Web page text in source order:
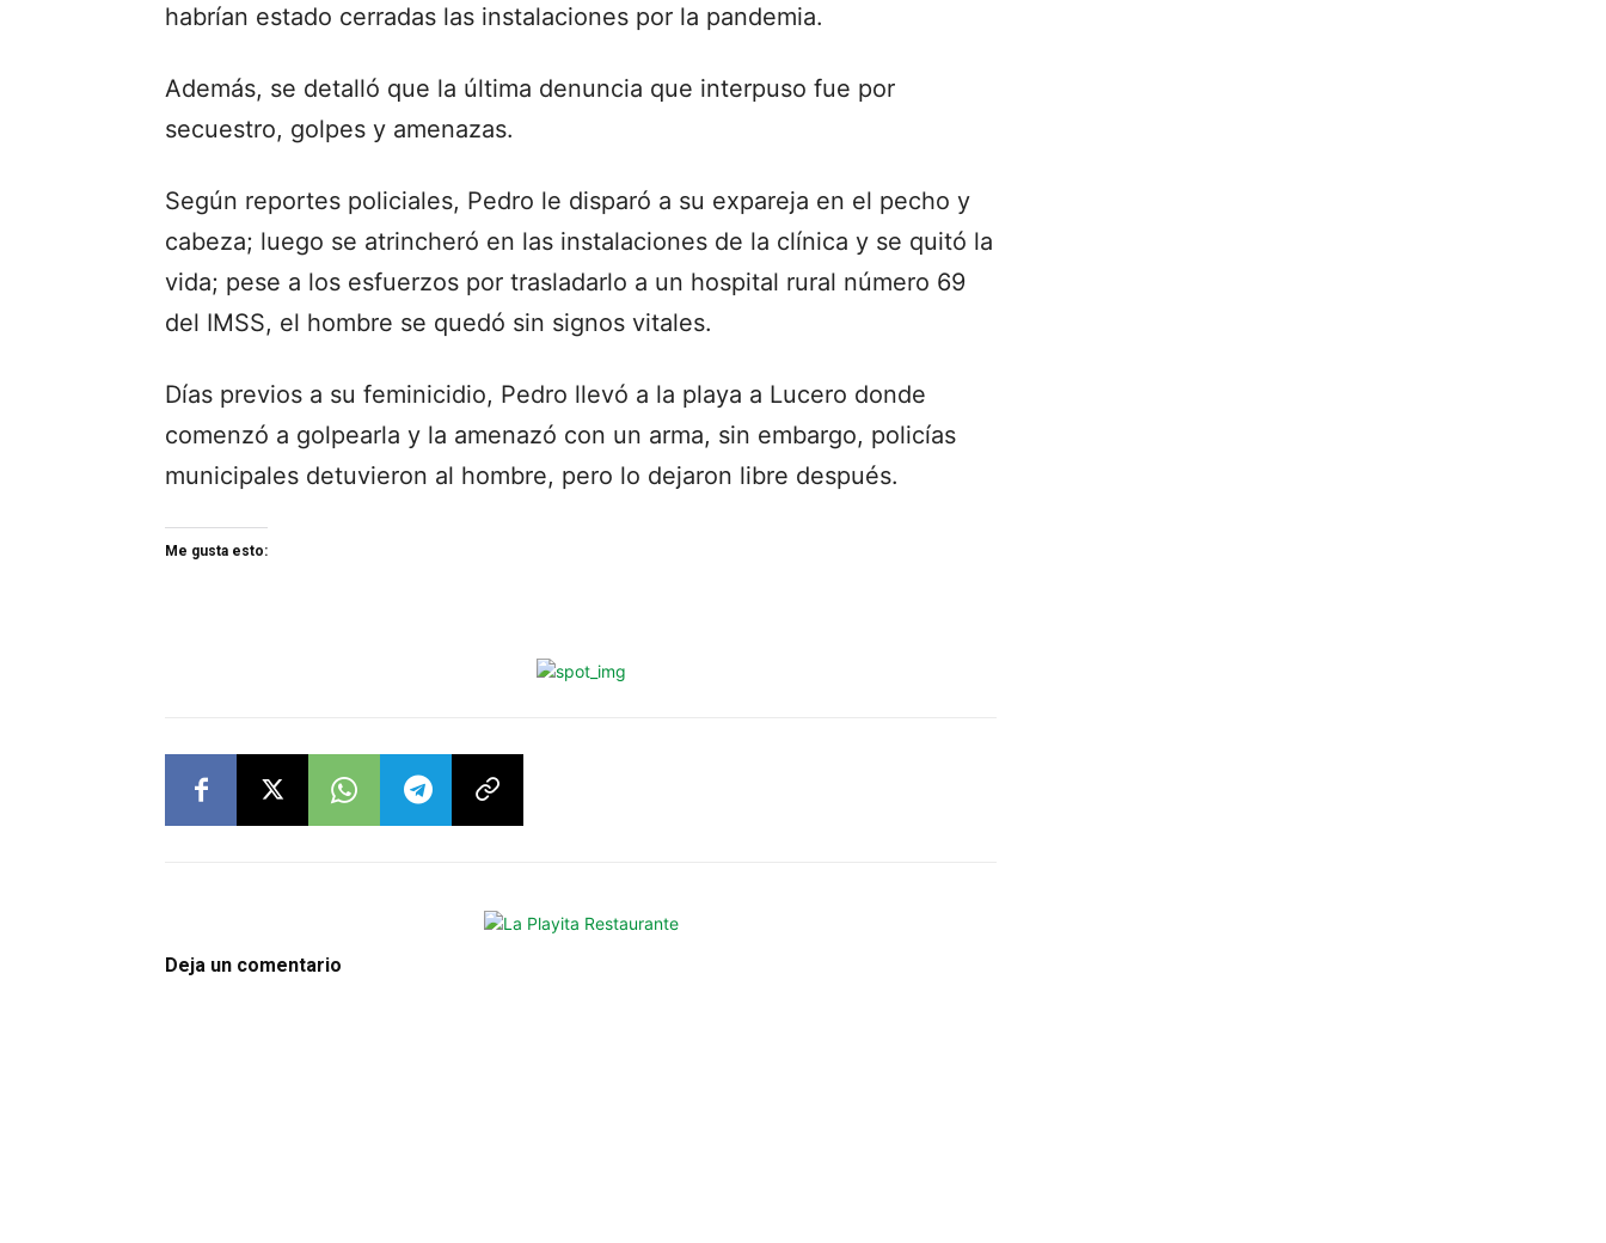
habrían estado cerradas las instalaciones por la pandemia.
Además, se detalló que la última denuncia que interpuso fue por
secuestro, golpes y amenazas.
Según reportes policiales, Pedro le disparó a su expareja en el pecho y
cabeza; luego se atrincheró en las instalaciones de la clínica y se quitó la
vida; pese a los esfuerzos por trasladarlo a un hospital rural número 69
del IMSS, el hombre se quedó sin signos vitales.
Días previos a su feminicidio, Pedro llevó a la playa a Lucero donde
comenzó a golpearla y la amenazó con un arma, sin embargo, policías
municipales detuvieron al hombre, pero lo dejaron libre después.
Me gusta esto:
Deja un comentario